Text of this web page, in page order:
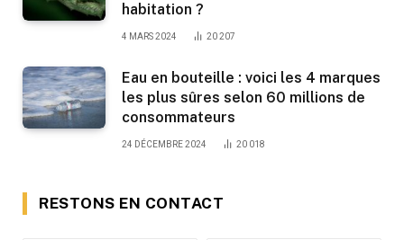
habitation ?
4 MARS 2024 20 207
Eau en bouteille : voici les 4 marques
les plus sûres selon 60 millions de
consommateurs
24 DÉCEMBRE 2024 20 018
RESTONS EN CONTACT